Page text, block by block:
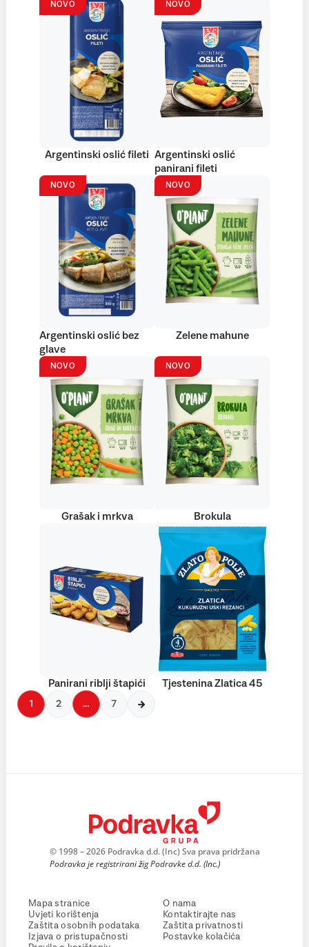
NOVO
Argentinski oslić fileti
NOVO
Argentinski oslić
panirani fileti
NOVO
Argentinski oslić bez
glave
NOVO
Zelene mahune
NOVO
Grašak i mrkva
NOVO
Brokula
Panirani riblji štapići Tjestenina Zlatica 45
1 2 … 7
© 1998 – 2026 Podravka d.d. (Inc) Sva prava pridržana
Podravka je registrirani žig Podravke d.d. (Inc.)
Mapa stranice
Uvjeti korištenja
Zaštita osobnih podataka
Izjava o pristupačnosti
O nama
Kontaktirajte nas
Zaštita privatnosti
Postavke kolačića